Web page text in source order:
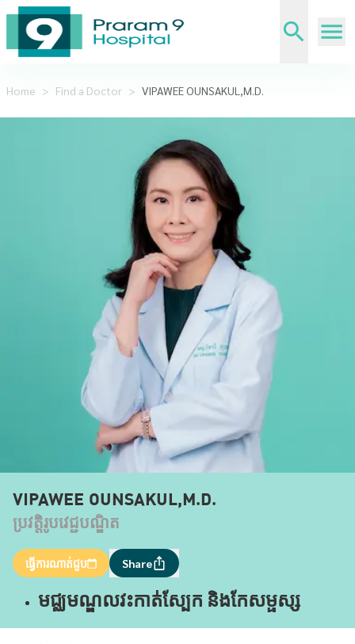
Home > Find a Doctor > VIPAWEE OUNSAKUL,M.D.
VIPAWEE OUNSAKUL,M.D.
ប្រវត្តិរូបវេជ្ជបណ្ឌិត
ធ្វើការណាត់ជួប Share
មជ្ឈមណ្ឌលវះកាត់ស្បែក និងកែសម្ផស្ស